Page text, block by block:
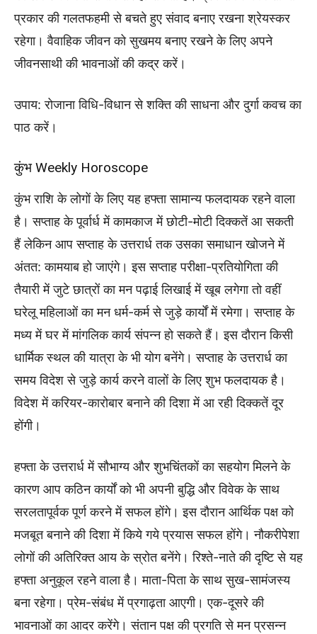
प्रकार की गलतफहमी से बचते हुए संवाद बनाए रखना श्रेयस्कर
रहेगा। वैवाहिक जीवन को सुखमय बनाए रखने के लिए अपने
जीवनसाथी की भावनाओं की कद्र करें।
उपाय: रोजाना विधि-विधान से शक्ति की साधना और दुर्गा कवच का
पाठ करें।
कुंभ Weekly Horoscope
कुंभ राशि के लोगों के लिए यह हफ्ता सामान्य फलदायक रहने वाला
है। सप्ताह के पूर्वार्ध में कामकाज में छोटी-मोटी दिक्कतें आ सकती
हैं लेकिन आप सप्ताह के उत्तरार्ध तक उसका समाधान खोजने में
अंतत: कामयाब हो जाएंगे। इस सप्ताह परीक्षा-प्रतियोगिता की
तैयारी में जुटे छात्रों का मन पढ़ाई लिखाई में खूब लगेगा तो वहीं
घरेलू महिलाओं का मन धर्म-कर्म से जुड़े कार्यों में रमेगा। सप्ताह के
मध्य में घर में मांगलिक कार्य संपन्न हो सकते हैं। इस दौरान किसी
धार्मिक स्थल की यात्रा के भी योग बनेंगे। सप्ताह के उत्तरार्ध का
समय विदेश से जुड़े कार्य करने वालों के लिए शुभ फलदायक है।
विदेश में करियर-कारोबार बनाने की दिशा में आ रही दिक्कतें दूर
होंगी।
हफ्ता के उत्तरार्ध में सौभाग्य और शुभचिंतकों का सहयोग मिलने के
कारण आप कठिन कार्यों को भी अपनी बुद्धि और विवेक के साथ
सरलतापूर्वक पूर्ण करने में सफल होंगे। इस दौरान आर्थिक पक्ष को
मजबूत बनाने की दिशा में किये गये प्रयास सफल होंगे। नौकरीपेशा
लोगों की अतिरिक्त आय के स्रोत बनेंगे। रिश्ते-नाते की दृष्टि से यह
हफ्ता अनुकूल रहने वाला है। माता-पिता के साथ सुख-सामंजस्य
बना रहेगा। प्रेम-संबंध में प्रगाढ़ता आएगी। एक-दूसरे की
भावनाओं का आदर करेंगे। संतान पक्ष की प्रगति से मन प्रसन्न